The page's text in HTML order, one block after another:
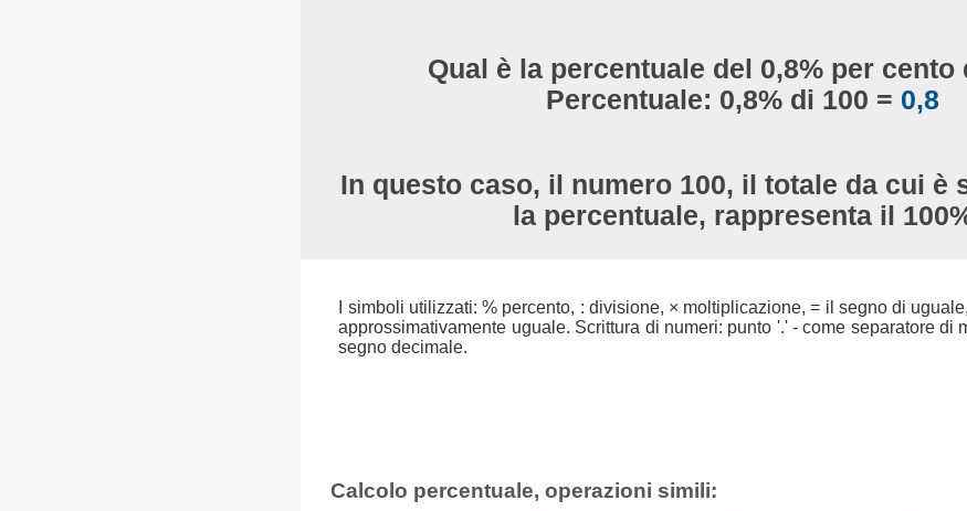
Qual è la percentuale del 0,8% per cento
Percentuale: 0,8% di 100 = 0,8
In questo caso, il numero 100, il totale da cui è
la percentuale, rappresenta il
I simboli utilizzati: % percento, : divisione, × moltiplicazione, = il segno di
approssimativamente uguale. Scrittura di numeri: punto '.' - come separatore di
segno decimale.
Calcolo percentuale, operazioni simili: